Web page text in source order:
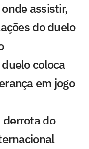
assistir,
do duelo
coloca
em jogo
derrota do